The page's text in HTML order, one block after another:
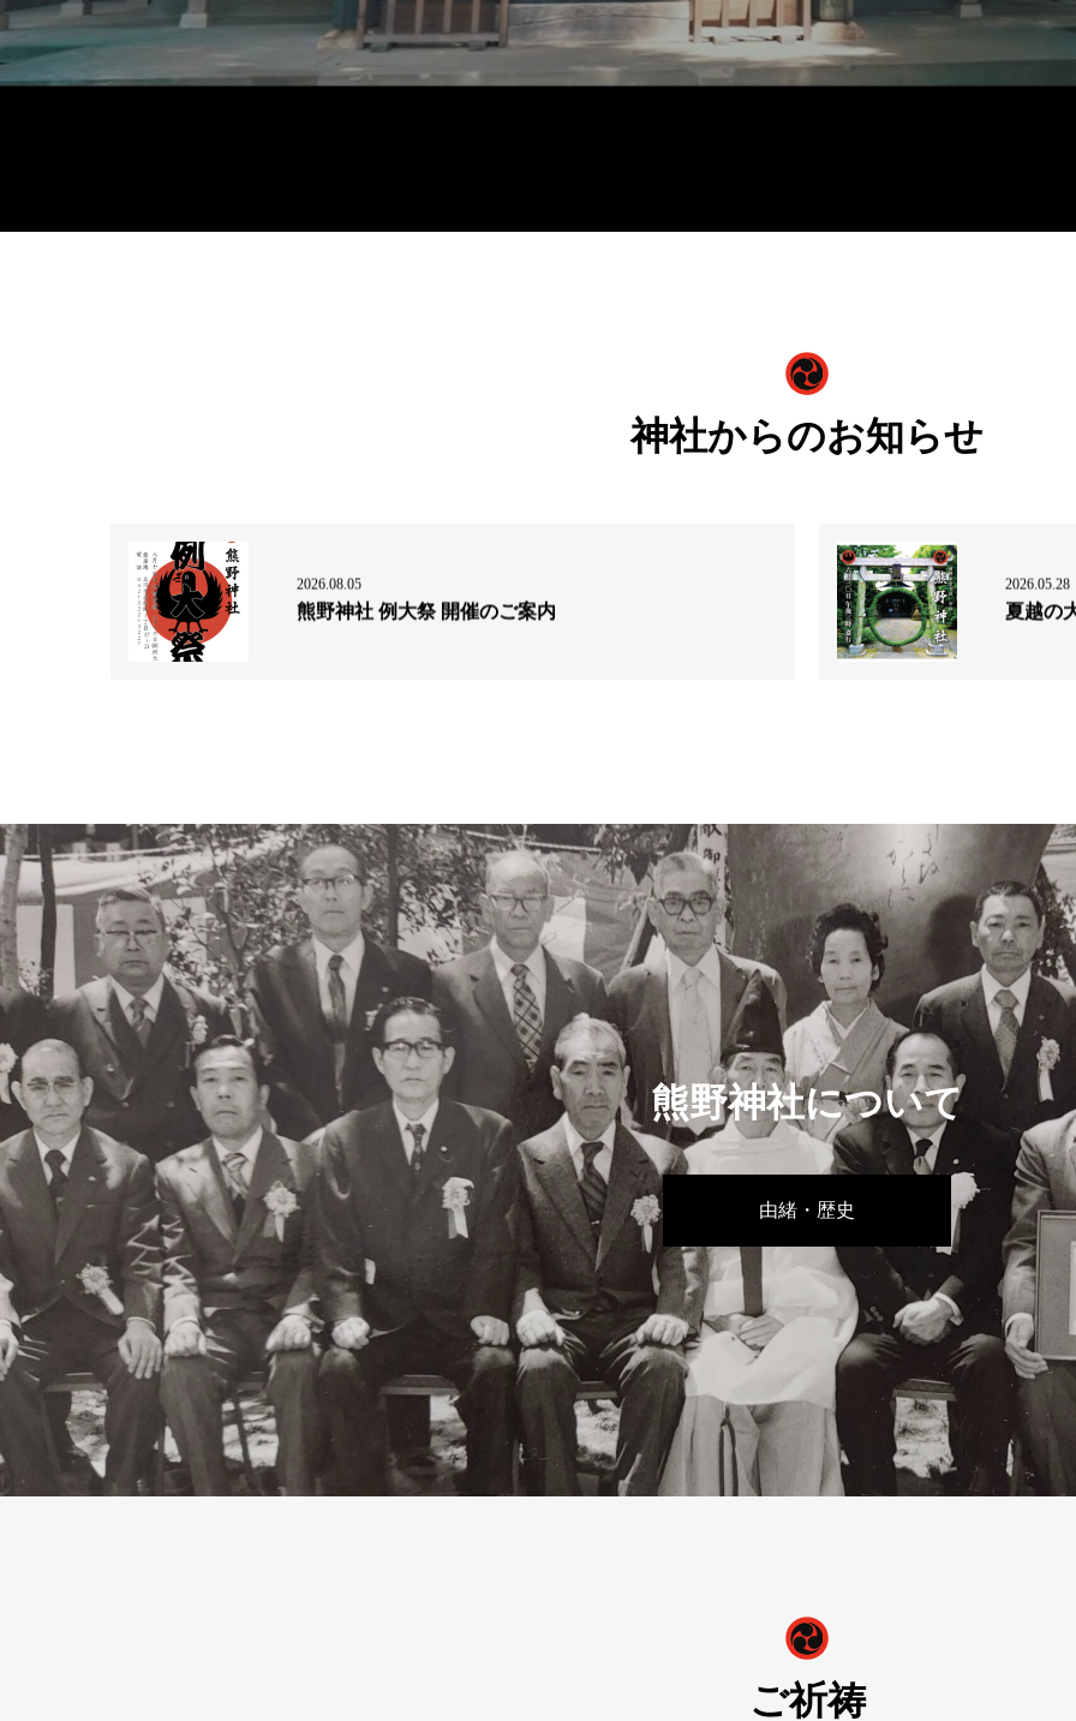
神社からのお知らせ
2026.08.05
熊野神社 例大祭 開催のご案内
2026.05.28
夏越の
熊野神社について
由緒・歴史
ご祈祷